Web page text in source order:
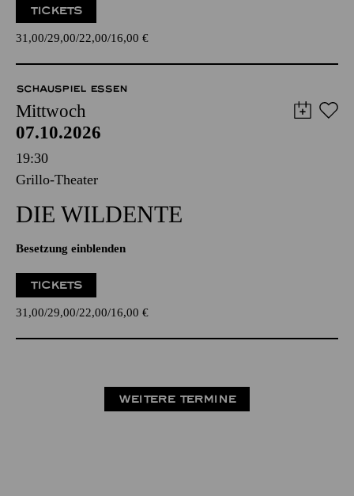
TICKETS
31,00 29,00 22,00 16,00 €
SCHAUSPIEL ESSEN
Mittwoch
07.10.2026
19:30
Grillo-Theater
DIE WILDENTE
Besetzung einblenden
TICKETS
31,00 29,00 22,00 16,00 €
WEITERE TERMINE